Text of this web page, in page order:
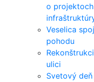
o
Veselica
pohodu
ulici
Svetový